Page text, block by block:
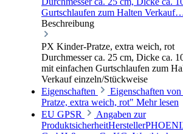
Gurtschlaufen zum Halten
Beschreibung
PX Kinder-Pratze, extra weich, rot
Durchmesser ca. 25 cm, Dicke ca.
mit einfachen Gurtschlaufen zum
Verkauf einzeln/Stückweise
Eigenschaften
Eigenschaften
Pratze, extra weich, rot" Mehr lesen
EU GPSR
Angaben zur